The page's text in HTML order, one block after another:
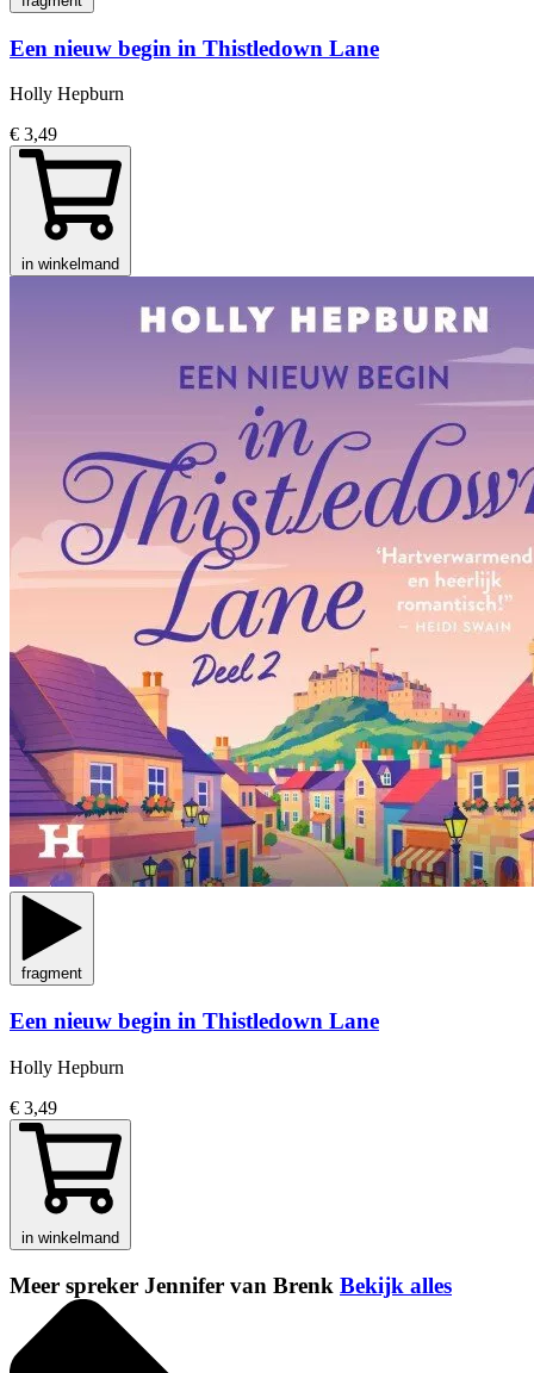
Een nieuw begin in Thistledown Lane
Holly Hepburn
€ 3,49
in winkelmand
fragment
Een nieuw begin in Thistledown Lane
Holly Hepburn
€ 3,49
in winkelmand
Meer spreker Jennifer van Brenk Bekijk alles